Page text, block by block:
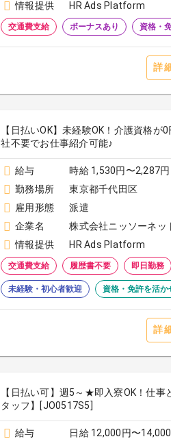
情報提供
HR Ads Platform
交通費支給 ボーナスあり 資格・
詳
【日払いOK】未経験OK！介護資格
社不要でお仕事紹介可能♪
給与
時給 1,530円〜2,287円
勤務場所
東京都千代田区
雇用形態
派遣
企業名
株式会社ニッソーネッ
情報提供
HR Ads Platform
交通費支給 履歴書不要 即日勤務
未経験・初心者歓迎 資格・免許を活か
詳
【日払い可】週5～★即入寮OK！仕
タッフ】[JO0517S5]
給与
日給 12,000円〜